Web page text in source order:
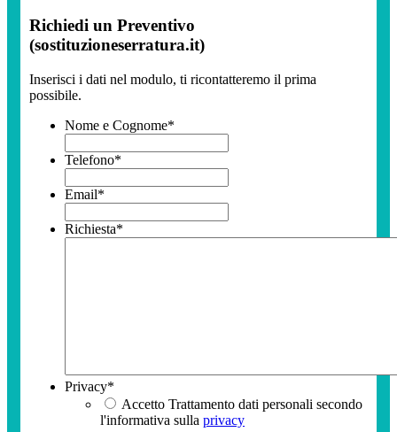
Richiedi un Preventivo
(sostituzioneserratura.it)
Inserisci i dati nel modulo, ti ricontatteremo il prima
possibile.
Nome e Cognome*
Telefono*
Email*
Richiesta*
Privacy*
Accetto Trattamento dati personali secondo
l'informativa sulla privacy